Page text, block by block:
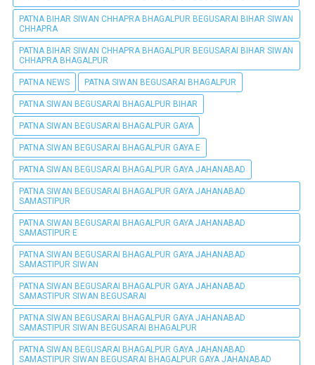
PATNA BIHAR SIWAN CHHAPRA BHAGALPUR BEGUSARAI BIHAR SIWAN
CHHAPRA
PATNA BIHAR SIWAN CHHAPRA BHAGALPUR BEGUSARAI BIHAR SIWAN
CHHAPRA BHAGALPUR
PATNA NEWS PATNA SIWAN BEGUSARAI BHAGALPUR
PATNA SIWAN BEGUSARAI BHAGALPUR BIHAR
PATNA SIWAN BEGUSARAI BHAGALPUR GAYA
PATNA SIWAN BEGUSARAI BHAGALPUR GAYA E
PATNA SIWAN BEGUSARAI BHAGALPUR GAYA JAHANABAD
PATNA SIWAN BEGUSARAI BHAGALPUR GAYA JAHANABAD
SAMASTIPUR
PATNA SIWAN BEGUSARAI BHAGALPUR GAYA JAHANABAD
SAMASTIPUR E
PATNA SIWAN BEGUSARAI BHAGALPUR GAYA JAHANABAD
SAMASTIPUR SIWAN
PATNA SIWAN BEGUSARAI BHAGALPUR GAYA JAHANABAD
SAMASTIPUR SIWAN BEGUSARAI
PATNA SIWAN BEGUSARAI BHAGALPUR GAYA JAHANABAD
SAMASTIPUR SIWAN BEGUSARAI BHAGALPUR
PATNA SIWAN BEGUSARAI BHAGALPUR GAYA JAHANABAD
SAMASTIPUR SIWAN BEGUSARAI BHAGALPUR GAYA JAHANABAD